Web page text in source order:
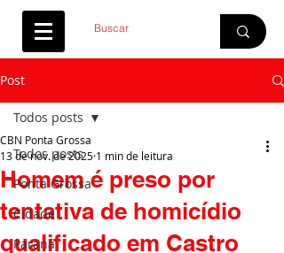
Post
Todos posts
Ponta Grossa
Cidade
Paraná
Todos posts
Homem é preso por
tentativa de homicídio
qualificado em Castro
CBN Ponta Grossa
13 de nov. de 2025 1 min de leitura